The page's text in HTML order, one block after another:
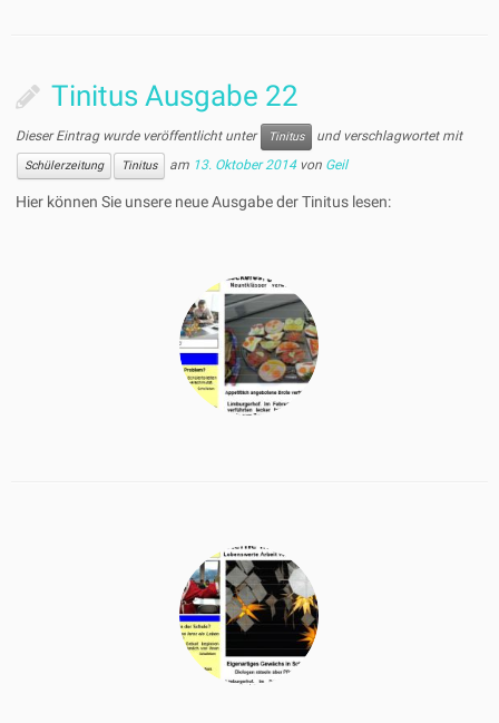
Tinitus Ausgabe 22
Dieser Eintrag wurde veröffentlicht unter Tinitus und verschlagwortet mit
Schülerzeitung Tinitus am 13. Oktober 2014 von Geil
Hier können Sie unsere neue Ausgabe der Tinitus lesen: